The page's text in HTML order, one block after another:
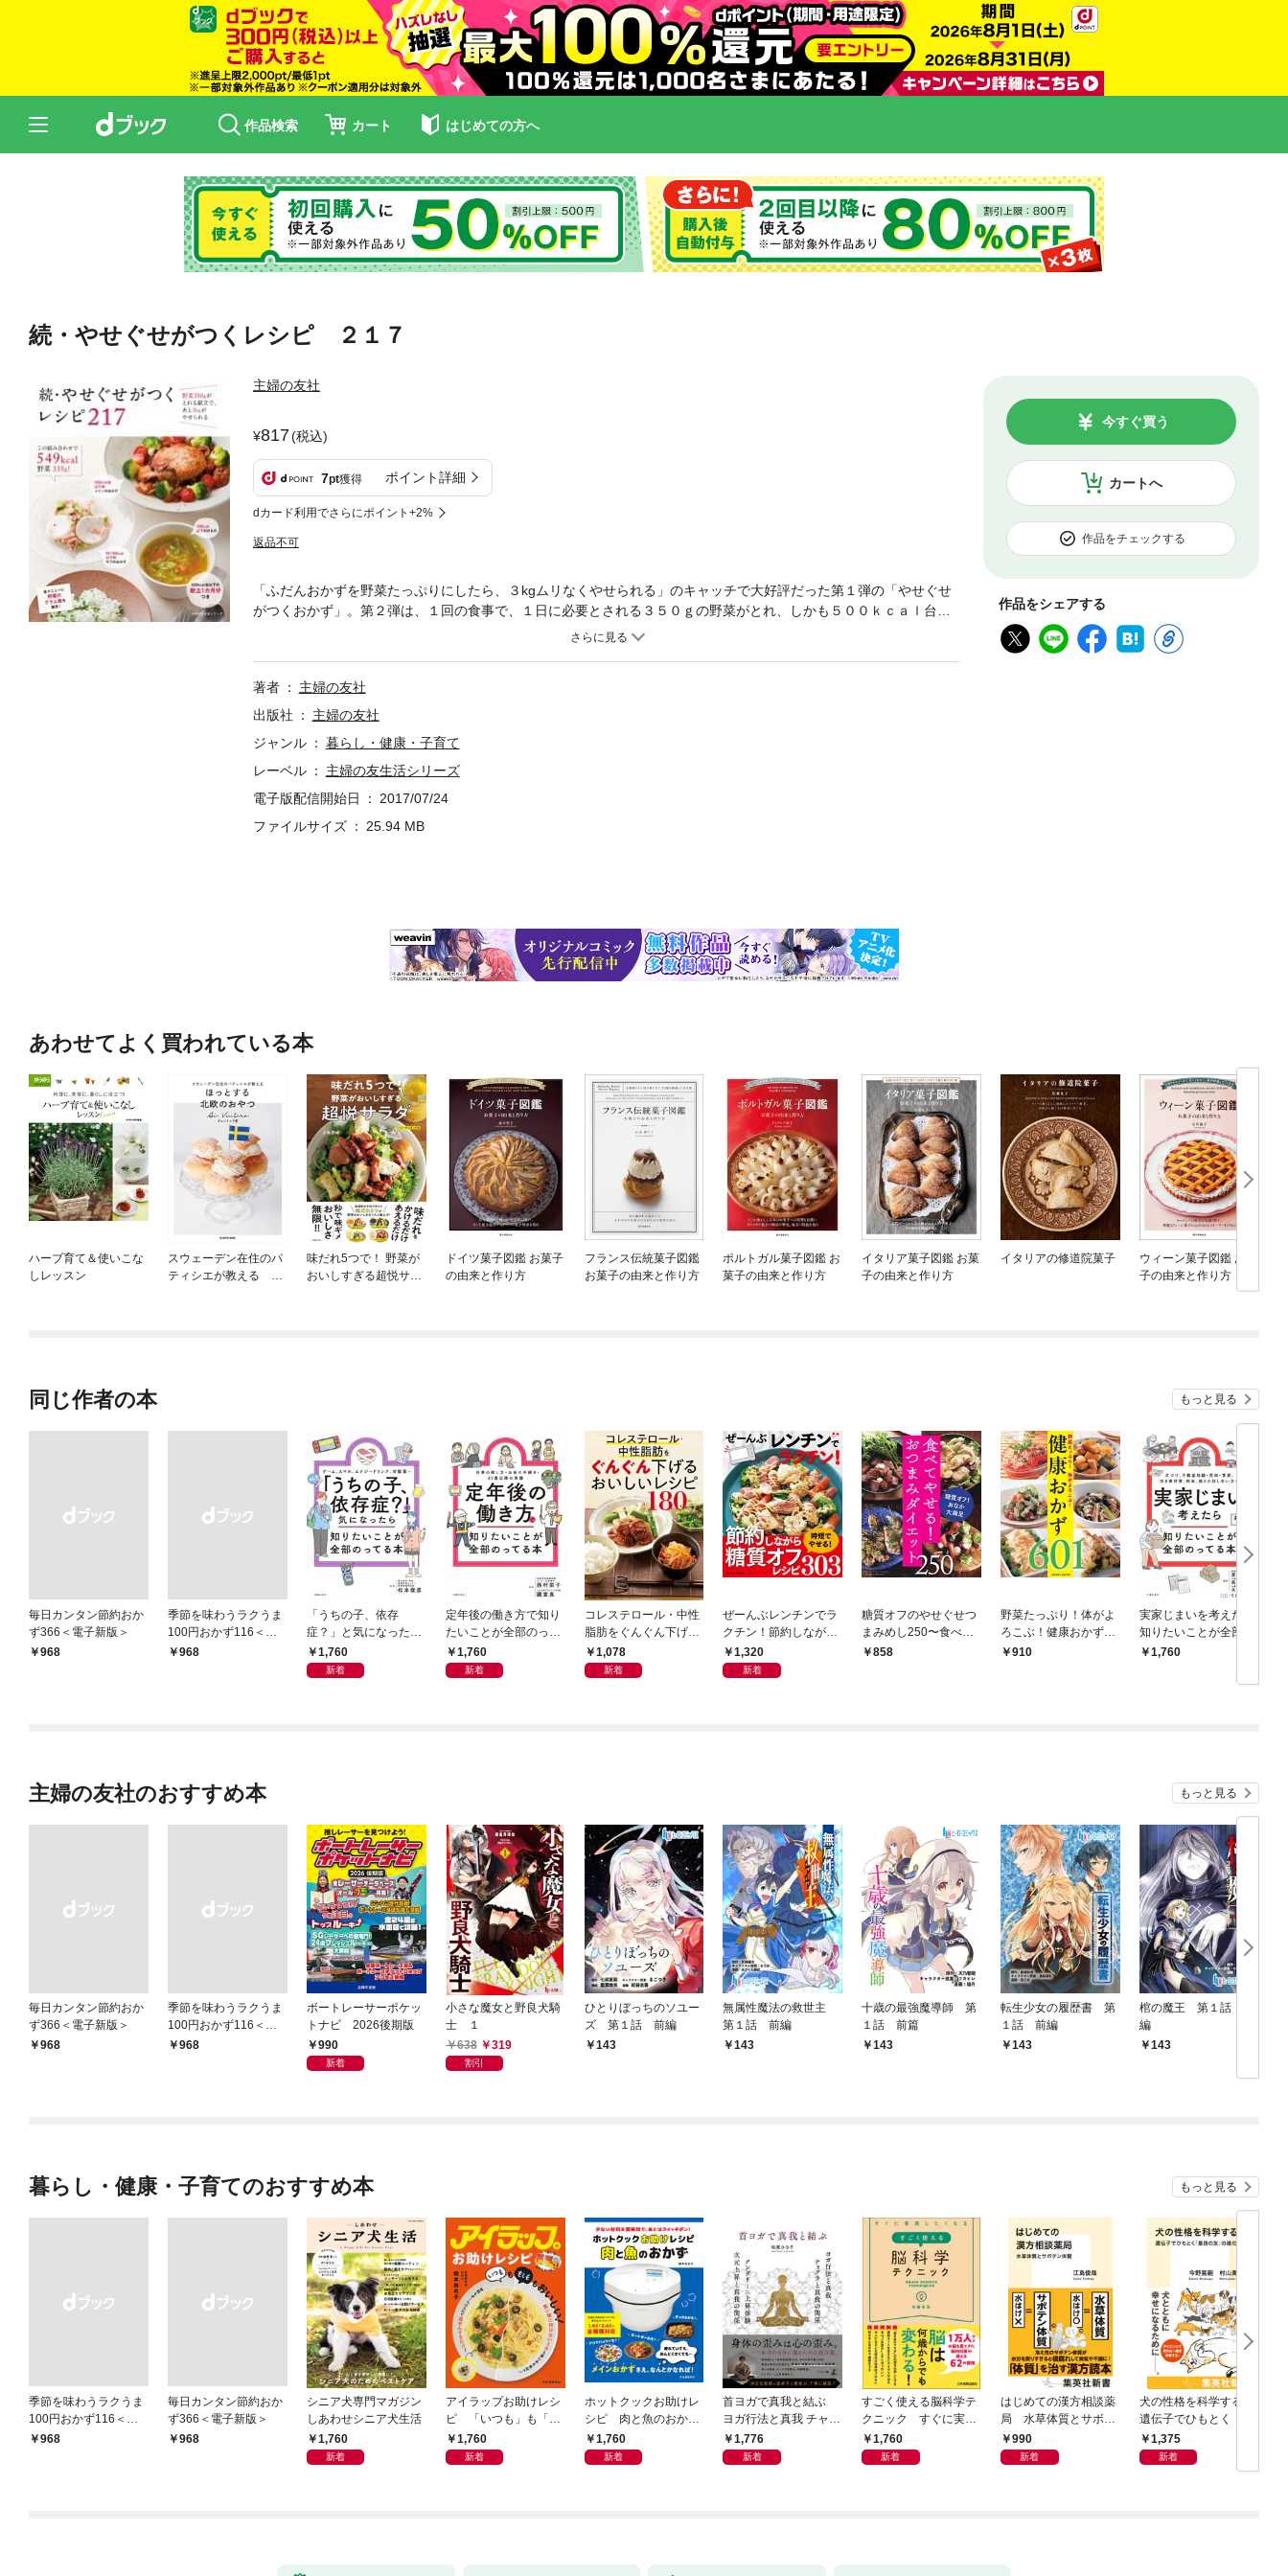
作品検索 カート はじめての方へ
続・やせぐせがつくレシピ ２１７
主婦の友社
817(税込)
7pt獲得 ポイント詳細
dカード利用でさらにポイント+2%
返品不可
カートへ
今すぐ買う
作品をチェックする
作品をシェアする
「ふだんおかずを野菜たっぷりにしたら、３kgムリなくやせられる」のキャッチで大好評だった第１弾の「やせぐせ
がつくおかず」。第２弾は、１回の食事で、１日に必要とされる３５０ｇの野菜がとれ、しかも５００ｋｃａｌ台以
下の献立をたくさんご紹介しています。野菜をこれだけたっぷり盛り込んだ献立は、ダイエットしたい女性はもちろ
主菜、５０ｋｃａｌ・１００ｋｃａｌ台以下の副菜、１００ｋｃａｌ以下の汁物を自由に組み合わせることで、だれ
でも５００ｋｃａｌ台以下の献立を作ることができます。さらに、全メニューに野菜のｇ数を明記。野菜を１日に３
ジしてみてください。このほか、夜９時以降に食べても安心メニューも充実。献立いらずのワンディッシュメニュ
ー、野菜たっぷりの「食べるスープ」も必見です。
著者
主婦の友社
出版社
主婦の友社
ジャンル
暮らし・健康・子育て
レーベル
主婦の友生活シリーズ
電子版配信開始日
2017/07/24
ファイルサイズ
25.94 MB
あわせてよく買われている本
ハーブ育て＆使いこな
しレッスン
スウェーデン在住のパ
ティシエが教える ほ
味だれ5つで！ 野菜が
おいしすぎる超悦サラ
ドイツ菓子図鑑 お菓子
の由来と作り方
フランス伝統菓子図鑑
お菓子の由来と作り方
ポルトガル菓子図鑑 お
菓子の由来と作り方
イタリア菓子図鑑 お菓
子の由来と作り方
イタリアの修道院菓子
ウィーン菓子図鑑 お菓
子の由来と作り方
同じ作者の本 もっと見る
毎日カンタン節約おか
ず366＜電子新版＞
￥968
季節を味わうラクうま
100円おかず116＜電
子新版＞
￥968
「うちの子、依存
症？」と気になったら
知りたいことが全部の
ってる本
1,760
新着
定年後の働き方で知り
たいことが全部のって
る本1,760
新着
コレステロール・中性
脂肪をぐんぐん下げる
おいしいレシピ180＜
電子新版＞
1,078
新着
ぜーんぶレンチンでラ
クチン！節約しながら
糖質オフ303レシピ＜
電子新版＞
1,320
新着
糖質オフのやせぐせつ
まみめし250〜食べて
やせる！おつまみダイ
858
野菜たっぷり！体がよ
ろこぶ！健康おかず60
1＜電子新版＞
910
実家じまいを考えたら
知りたいことが全部の
ってる本
1,760
主婦の友社のおすすめ本 もっと見る
毎日カンタン節約おか
ず366＜電子新版＞
￥968
季節を味わうラクうま
100円おかず116＜電
子新版＞
￥968
ボートレーサーポケッ
トナビ 2026後期版
990
新着
小さな魔女と野良犬騎
士 １
638
319
割引
ひとりぼっちのソユー
ズ 第１話 前編
143
無属性魔法の救世主
第１話 前編
143
十歳の最強魔導師 第
１話 前篇
143
転生少女の履歴書 第
１話 前編
143
棺の魔王 第１話 前
編
143
暮らし・健康・子育てのおすすめ本 もっと見る
季節を味わうラクうま
100円おかず116＜電
子新版＞
￥968
毎日カンタン節約おか
ず366＜電子新版＞
￥968
シニア犬専門マガジン
しあわせシニア犬生活
1,760
新着
アイラップお助けレシ
ピ 「いつも」も「も
しも」もおいしい！
1,760
新着
ホットクックお助けレ
シピ 肉と魚のおか
ず 少ない材料＆調味
料で、あとはスイッチ
1,760
新着
首ヨガで真我と結ぶ
ヨガ行法と真我 チャク
ラと真我の関係 クンダ
リーニ上昇体験 次元上
1,776
新着
すごく使える脳科学テ
クニック すぐに実践
したくなる
1,760
新着
はじめての漢方相談薬
局 水草体質とサボテ
ン体質
990
新着
犬の性格を科学する
遺伝子でひもとく「最
良の友」の進化
1,375
新着